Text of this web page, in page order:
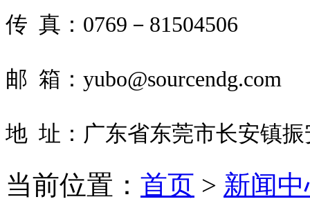
传 真：0769－81504506
邮 箱：yubo@sourcendg.com
地 址：广东省东莞市长安镇
当前位置： 首页 > 新闻